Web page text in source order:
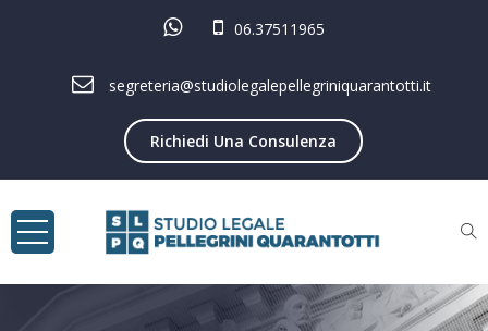
06.37511965
segreteria@studiolegalepellegriniquarantotti.it
Richiedi Una Consulenza